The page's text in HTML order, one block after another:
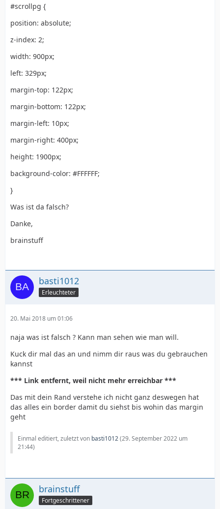
#scrollpg {
position: absolute;
z-index: 2;
width: 900px;
left: 329px;
margin-top: 122px;
margin-bottom: 122px;
margin-left: 10px;
margin-right: 400px;
height: 1900px;
background-color: #FFFFFF;
}
Was ist da falsch?
Danke,
brainstuff
basti1012
Erleuchteter
20. Mai 2018 um 01:06
naja was ist falsch ? Kann man sehen wie man will.
Kuck dir mal das an und nimm dir raus was du gebrauchen
kannst
*** Link entfernt, weil nicht mehr erreichbar ***
Das mit dein Rand verstehe ich nicht ganz deswegen hat
das alles ein border damit du siehst bis wohin das margin
geht
Einmal editiert, zuletzt von basti1012(29. September 2022 um
21:44)
brainstuff
Fortgeschrittener